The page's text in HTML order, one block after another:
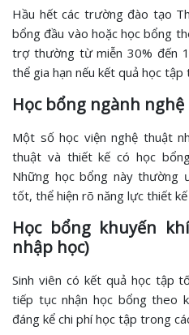
Hầu hết các trường đào tạo
bổng đầu vào hoặc học bổng
trợ thường từ miễn 30% đến
thể gia hạn nếu kết quả học tập
Học bổng ngành
Một số học viện nghệ thuật
thuật và thiết kế có học
Những học bổng này thường
tốt, thể hiện rõ năng lực thiết
Học bổng khuyến
nhập học)
Sinh viên có kết quả học tập
tiếp tục nhận học bổng theo
đáng kể chi phí học tập trong